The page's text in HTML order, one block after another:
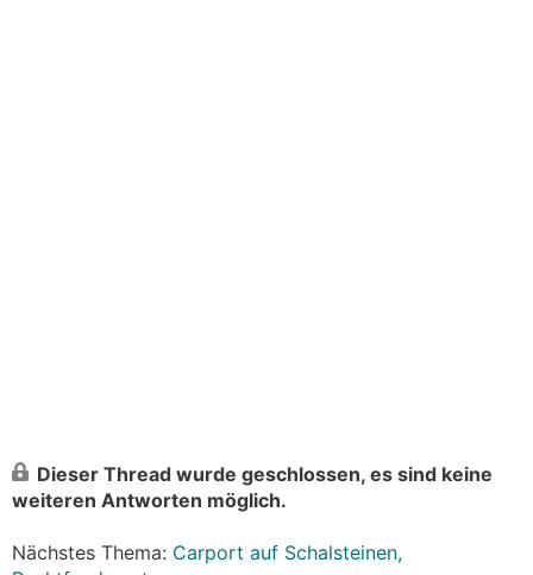
Dieser Thread wurde geschlossen, es sind keine
weiteren Antworten möglich.
Nächstes Thema: Carport auf Schalsteinen,